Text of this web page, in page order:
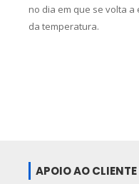
no dia em que se volta
da temperatura.
APOIO AO CLIENTE